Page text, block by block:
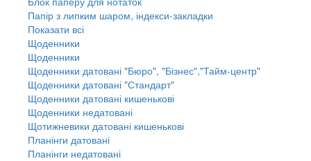
Папір з липким шаром, індекси-закладки
Показати всі
Щоденники
Щоденники
Щоденники датовані "Бюро", "Бізнес","Тайм-центр"
Щоденники датовані "Стандарт"
Щоденники датовані кишенькові
Щоденники недатовані
Щотижневики датовані кишенькові
Планінги датовані
Планінги недатовані